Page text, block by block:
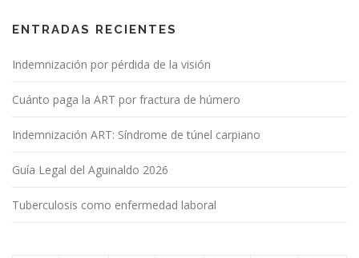
ENTRADAS RECIENTES
Indemnización por pérdida de la visión
Cuánto paga la ART por fractura de húmero
Indemnización ART: Síndrome de túnel carpiano
Guía Legal del Aguinaldo 2026
Tuberculosis como enfermedad laboral